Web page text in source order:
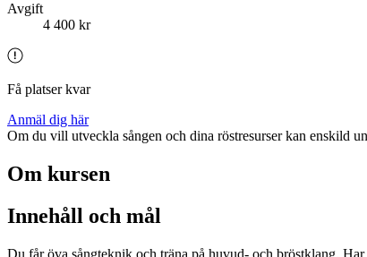
Avgift
4 400 kr
Få platser kvar
Anmäl dig här
Om du vill utveckla sången och dina röstresurser kan enskild
Om kursen
Innehåll och mål
Du får öva sångteknik och träna på huvud- och bröstklang.